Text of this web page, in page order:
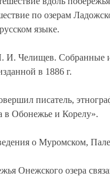
по озерам
языке.
И. Челищев. Собранные
в 1886 г.
писатель,
в Обонежье и Корелу».
о Муромском,
Онежского озера